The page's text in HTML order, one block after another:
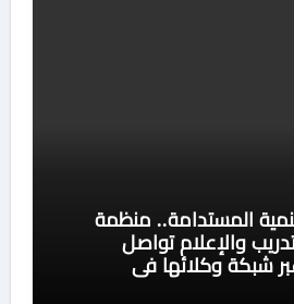
المستدامة.. منظمة
والإعلام تواصل
شبكة وكلائها في